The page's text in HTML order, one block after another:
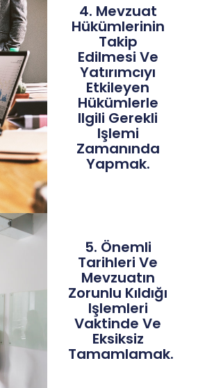
4. Mevzuat
Hükümlerinin
Takip
Edilmesi Ve
Yatırımcıyı
Etkileyen
Hükümlerle
Ilgili Gerekli
Işlemi
Zamanında
Yapmak.
5. Önemli
Tarihleri Ve
Mevzuatın
Zorunlu Kıldığı
Işlemleri
Vaktinde Ve
Eksiksiz
Tamamlamak.